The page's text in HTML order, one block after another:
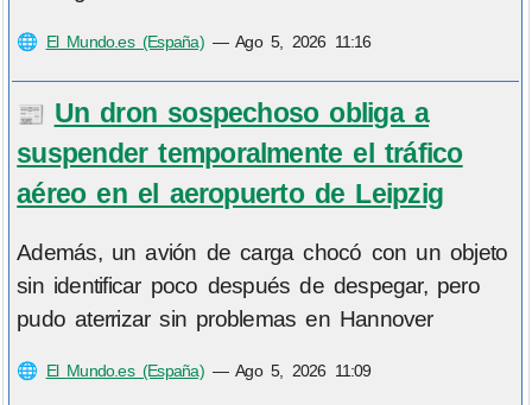
🌐 El Mundo.es (España)—Ago 5, 2026 11:16
📰 Un dron sospechoso obliga a
suspender temporalmente el tráfico
aéreo en el aeropuerto de Leipzig
Además, un avión de carga chocó con un objeto
sin identificar poco después de despegar, pero
pudo aterrizar sin problemas en Hannover
🌐 El Mundo.es (España)—Ago 5, 2026 11:09